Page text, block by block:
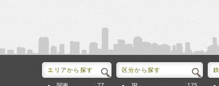
エリアから探す 区分から探す